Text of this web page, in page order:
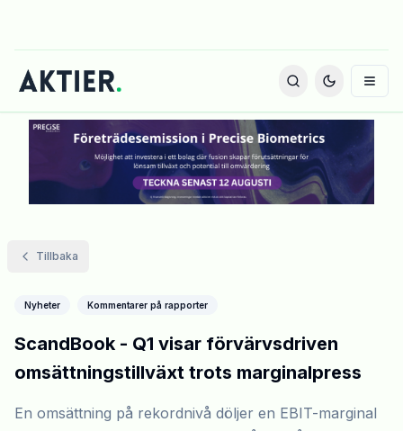
Tillbaka
Nyheter Kommentarer på rapporter
ScandBook - Q1 visar förvärvsdriven
omsättningstillväxt trots marginalpress
En omsättning på rekordnivå döljer en EBIT-marginal